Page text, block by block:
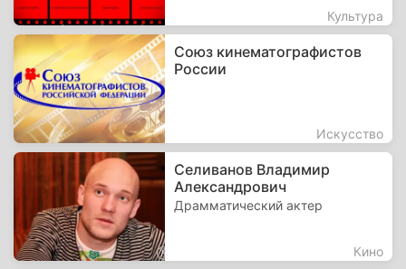
Культура
Союз кинематографистов
России
Искусство
Селиванов Владимир
Александрович
Драмматический актер
Кино